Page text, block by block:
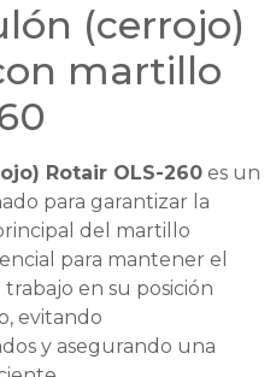
(cerrojo)
martillo
Rotair OLS-260 es un
para garantizar la
del martillo
para mantener el
en su posición
evitando
y asegurando una